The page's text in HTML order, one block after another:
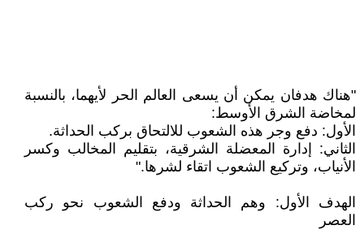
"هناك هدفان يمكن أن يسعى العالم الحر لأيهما، بالنسبة
لمخاضة الشرق الأوسط:
الأول: دفع وجر هذه الشعوب للالتحاق بركب الحداثة.
الثاني: إدارة المعضلة الشرقية، بتقليم المخالب وكسر
الأنياب، وتركيع الشعوب اتقاء لشرها."
الهدف الأول: وهم الحداثة ودفع الشعوب نحو ركب
العصر